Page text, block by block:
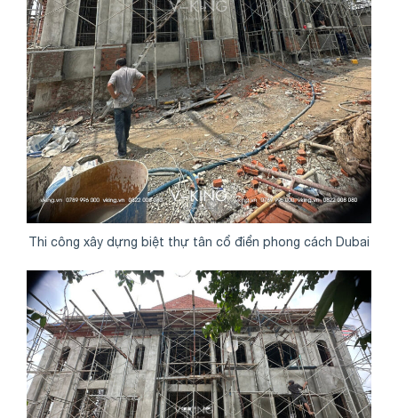
Thi công xây dựng biệt thự tân cổ điển phong cách Dubai